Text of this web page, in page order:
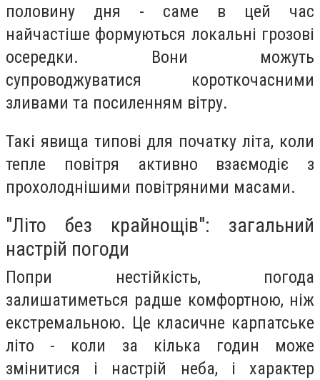
половину дня - саме в цей час
найчастіше формуються локальні грозові
осередки. Вони можуть
супроводжуватися короткочасними
зливами та посиленням вітру.
Такі явища типові для початку літа, коли
тепле повітря активно взаємодіє з
прохолоднішими повітряними масами.
"Літо без крайнощів": загальний
настрій погоди
Попри нестійкість, погода
залишатиметься радше комфортною, ніж
екстремальною. Це класичне карпатське
літо - коли за кілька годин може
змінитися і настрій неба, і характер